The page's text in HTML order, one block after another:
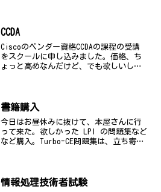
かなぁ...。そ...
CCDA
Ciscoのベンダー資格CCDAの課程の受講
をスクールに申し込みました。価格、ち
ょっと高めなんだけど、でも欲しいし、
書籍購入
今日はお昼休みに抜けて、本屋さんに行
って来た。欲しかった LPI の問題集など
など購入。Turbo-CE問題集は、立ち寄っ
情報処理技術者試験